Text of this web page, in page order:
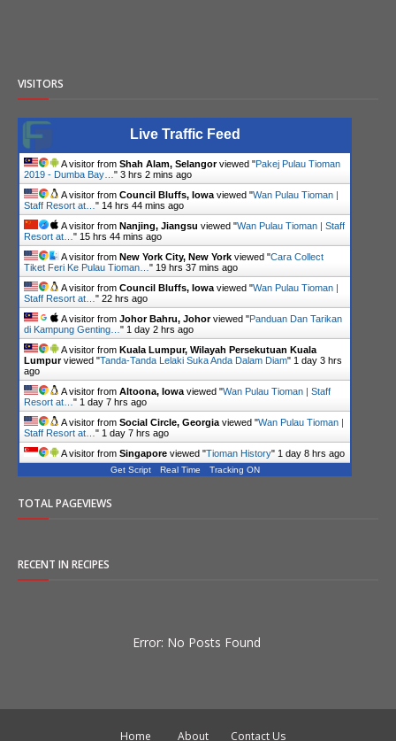
VISITORS
Live Traffic Feed
A visitor from Shah Alam, Selangorviewed "Pakej Pulau Tioman
2019 - Dumba Bay… " 3 hrs 2 mins ago
A visitor from Council Bluffs, Iowa viewed "Wan Pulau Tioman |
Staff Resort at… " 14 hrs 44 mins ago
A visitor from Nanjing, Jiangsu viewed "Wan Pulau Tioman | Staff
Resort at… " 15 hrs 44 mins ago
A visitor from New York City, New York viewed "Cara Collect
Tiket Feri Ke Pulau Tioman… " 19 hrs 37 mins ago
A visitor from Council Bluffs, Iowa viewed "Wan Pulau Tioman |
Staff Resort at… " 22 hrs ago
A visitor from Johor Bahru, Johorviewed "Panduan Dan Tarikan
di Kampung Genting… " 1 day 2 hrs ago
A visitor from Kuala Lumpur, Wilayah Persekutuan Kuala
Lumpurviewed "Tanda-Tanda Lelaki Suka Anda Dalam Diam" 1 day 3 hrs
ago
A visitor from Altoona, Iowa viewed "Wan Pulau Tioman | Staff
Resort at… " 1 day 7 hrs ago
A visitor from Social Circle, Georgia viewed "Wan Pulau Tioman |
Staff Resort at… " 1 day 7 hrs ago
A visitor from Singapore viewed "Tioman History" 1 day 8 hrs ago
Get Script Real Time Tracking ON
TOTAL PAGEVIEWS
RECENT IN RECIPES
Error: No Posts Found
Home About Contact Us